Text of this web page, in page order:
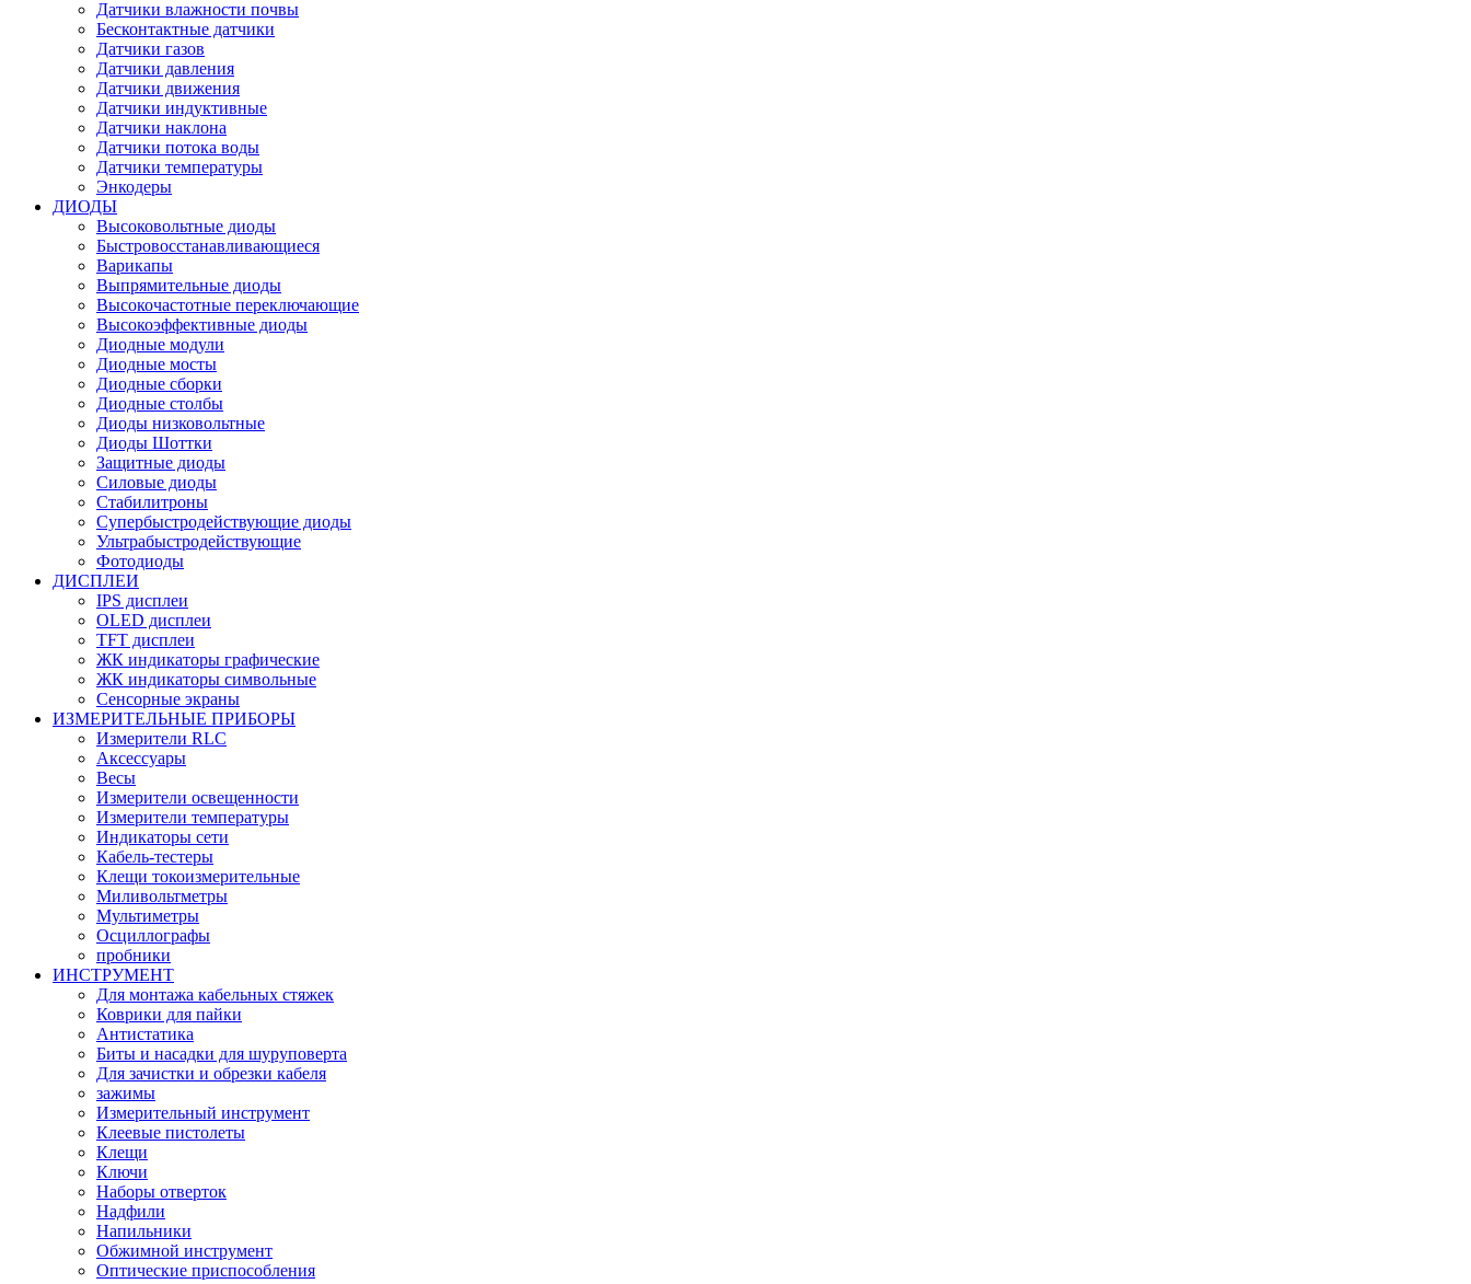
Датчики влажности почвы
Бесконтактные датчики
Датчики газов
Датчики давления
Датчики движения
Датчики индуктивные
Датчики наклона
Датчики потока воды
Датчики температуры
Энкодеры
ДИОДЫ
Высоковольтные диоды
Быстровосстанавливающиеся
Варикапы
Выпрямительные диоды
Высокочастотные переключающие
Высокоэффективные диоды
Диодные модули
Диодные мосты
Диодные сборки
Диодные столбы
Диоды низковольтные
Диоды Шоттки
Защитные диоды
Силовые диоды
Стабилитроны
Супербыстродействующие диоды
Ультрабыстродействующие
Фотодиоды
ДИСПЛЕИ
IPS дисплеи
OLED дисплеи
TFT дисплеи
ЖК индикаторы графические
ЖК индикаторы символьные
Сенсорные экраны
ИЗМЕРИТЕЛЬНЫЕ ПРИБОРЫ
Измерители RLC
Аксессуары
Весы
Измерители освещенности
Измерители температуры
Индикаторы сети
Кабель-тестеры
Клещи токоизмерительные
Миливольтметры
Мультиметры
Осциллографы
пробники
ИНСТРУМЕНТ
Для монтажа кабельных стяжек
Коврики для пайки
Антистатика
Биты и насадки для шуруповерта
Для зачистки и обрезки кабеля
зажимы
Измерительный инструмент
Клеевые пистолеты
Клещи
Ключи
Наборы отверток
Надфили
Напильники
Обжимной инструмент
Оптические приспособления